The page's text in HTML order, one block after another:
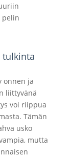
pelin
tulkinta
onnen ja
liittyvänä
voi riippua
Tämän
usko
mutta